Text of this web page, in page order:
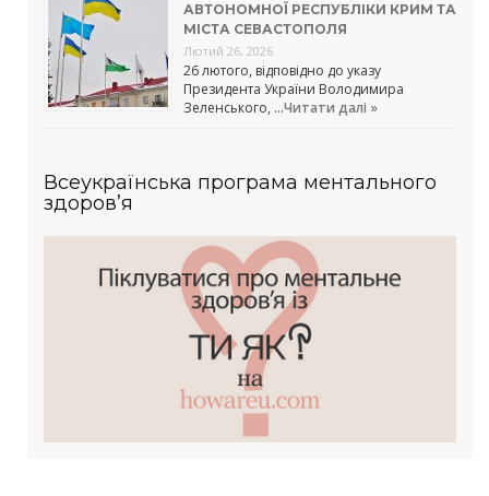
АВТОНОМНОЇ РЕСПУБЛІКИ КРИМ ТА
МІСТА СЕВАСТОПОЛЯ
Лютий 26, 2026
26 лютого, відповідно до указу
Президента України Володимира
Зеленського, …Читати далі »
Всеукраїнська програма ментального
здоров’я